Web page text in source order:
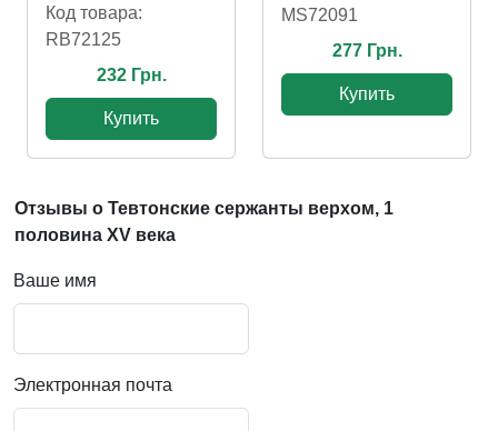
Код товара:
RB72125
232 Грн.
Купить
MS72091
277 Грн.
Купить
Отзывы о Тевтонские сержанты верхом, 1
половина XV века
Ваше имя
Электронная почта